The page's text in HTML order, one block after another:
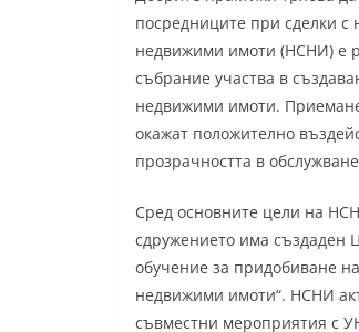
посредниците при сделки
недвижими имоти (НСНИ) е
събрание участва в
недвижими имоти.
окажат положително
прозрачността в
Сред основните цели на
сдружението има създаден
обучение за придобиване
недвижими имоти“. НСНИ
съвместни мероприятия с